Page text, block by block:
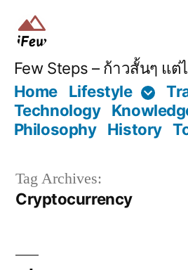
Few Steps – ก้าวสั้นๆ แต่
Home
Lifestyle
Technology
Philosophy
History
Tag Archives:
Cryptocurrency